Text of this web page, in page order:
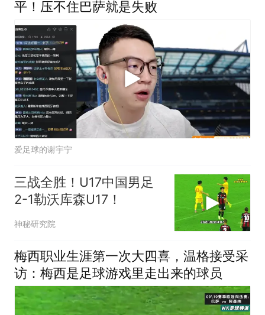
平！压不住巴萨就是失败
爱足球的谢宇宁
三战全胜！U17中国男足
2-1勒沃库森U17！
神秘研究院
梅西职业生涯第一次大四喜，温格接受采
访：梅西是足球游戏里走出来的球员